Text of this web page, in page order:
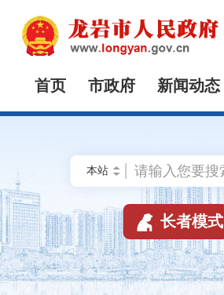
首页 市政府 新闻动态
 长者模式